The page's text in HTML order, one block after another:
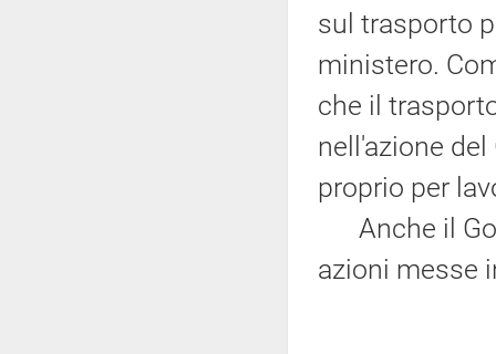
sul trasporto
ministero.
che il
nell'azione
proprio per
Anche il
azioni messe